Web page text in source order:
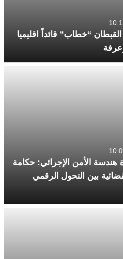
“خطاب” قائداً اقليميا
هندسة الأمن الإجرائي: حكامة
بين التحول الرقمي